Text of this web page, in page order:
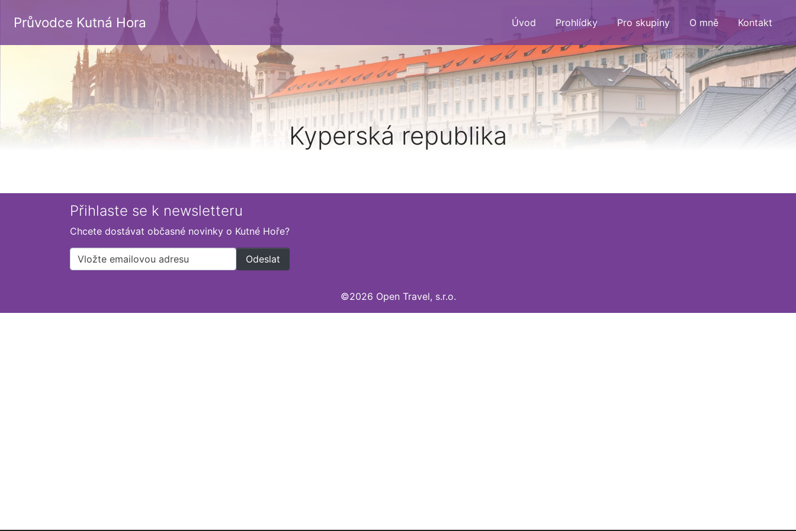
Průvodce Kutná Hora Úvod Prohlídky Pro skupiny O mně Kontakt
Kyperská republika
Přihlaste se k newsletteru
Chcete dostávat občasné novinky o Kutné Hoře?
©2026 Open Travel, s.r.o.